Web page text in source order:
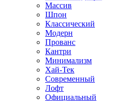
Массив
Шпон
Классический
Модерн
Прованс
Кантри
Минимализм
Хай-Тек
Современный
Лофт
Официальный